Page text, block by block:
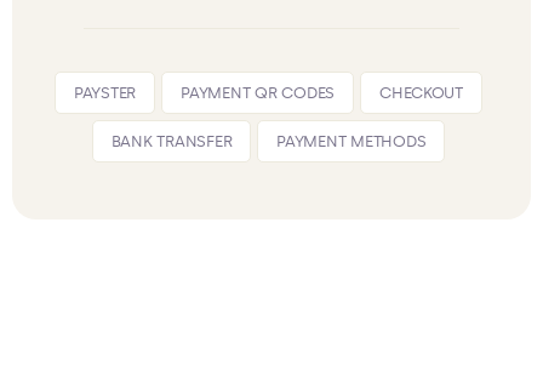
PAYSTER PAYMENT QR CODES CHECKOUT
BANK TRANSFER PAYMENT METHODS